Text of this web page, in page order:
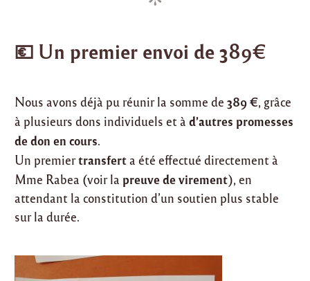
💶 Un premier envoi de 389€
Nous avons déjà pu réunir la somme de389 €, grâce
à plusieurs dons individuels et àd’autres promesses
de don en cours.
Un premiertransferta été effectué directement à
Mme Rabea (voir la preuve de virement), en
attendant la constitution d’un soutien plus stable
sur la durée.